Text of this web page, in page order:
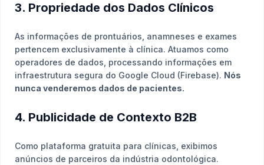
3. Propriedade dos Dados Clínicos
As informações de prontuários, anamneses e exames
pertencem exclusivamente à clínica. Atuamos como
operadores de dados, processando informações em
infraestrutura segura do Google Cloud (Firebase). Nós
nunca venderemos dados de pacientes.
4. Publicidade de Contexto B2B
Como plataforma gratuita para clínicas, exibimos
anúncios de parceiros da indústria odontológica.